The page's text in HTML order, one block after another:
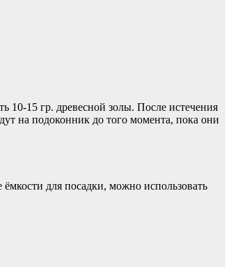
10-15 гр. древесной золы. После истечения
на подоконник до того момента, пока они
для посадки, можно использовать